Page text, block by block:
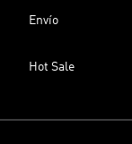
Envío
Hot Sale